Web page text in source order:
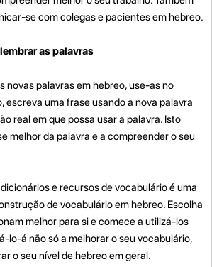
se com colegas e pacientes em hebreo.
as palavras
novas palavras em hebreo, use-as no
escreva uma frase usando a nova palavra
real em que possa usar a palavra. Isto
melhor da palavra e a compreender o seu
e recursos de vocabulário é uma
de vocabulário em hebreo. Escolha
melhor para si e comece a utilizá-los
lo-á não só a melhorar o seu vocabulário,
o seu nível de hebreo em geral.